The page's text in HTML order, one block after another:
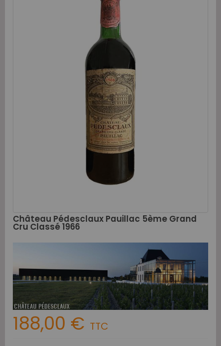
Château Pédesclaux Pauillac 5ème Grand
Cru Classé 1966
188,00 € TTC